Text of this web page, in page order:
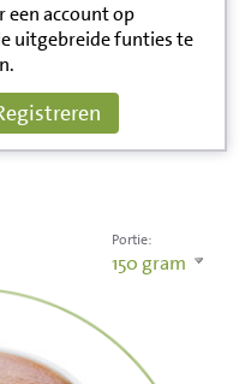
een account op
uitgebreide funties te
Portie:
150 gram